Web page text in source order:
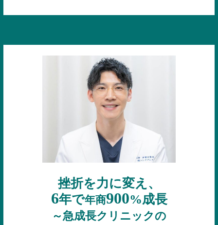
挫折を力に変え、
6年で年商900%成長
～急成長クリニックの